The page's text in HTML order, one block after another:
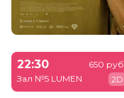
22:30
Зал №5 LUMEN
650 руб.
2D